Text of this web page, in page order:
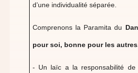
d’une individualité séparée.
Comprenons la Paramita du
pour soi, bonne pour les
- Un laïc a la responsabilité de